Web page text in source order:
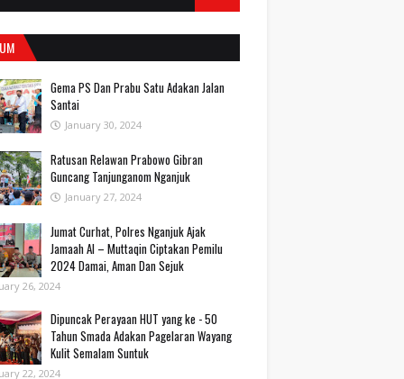
Gema PS Dan Prabu Satu Adakan Jalan
Santai
January 30, 2024
Ratusan Relawan Prabowo Gibran
Guncang Tanjunganom Nganjuk
January 27, 2024
Jumat Curhat, Polres Nganjuk Ajak
Jamaah Al – Muttaqin Ciptakan Pemilu
2024 Damai, Aman Dan Sejuk
26, 2024
Dipuncak Perayaan HUT yang ke - 50
Tahun Smada Adakan Pagelaran Wayang
Kulit Semalam Suntuk
22, 2024